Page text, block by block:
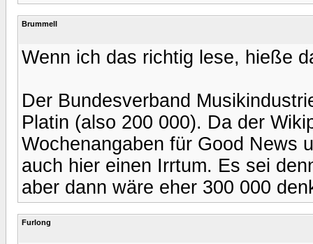
Brummell
Wenn ich das richtig lese, hieße
Der Bundesverband
Platin (also 200 000). Da der
Wochenangaben für Good News
auch hier einen Irrtum. Es sei
aber dann wäre eher 300 000
Furlong